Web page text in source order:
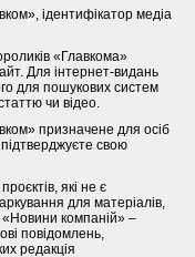
ідентифікатор медіа
«Главкома»
Для інтернет-видань
для пошукових систем
чи відео.
призначене для осіб
свою
які не є
для матеріалів,
компаній» –
повідомлень,
редакція